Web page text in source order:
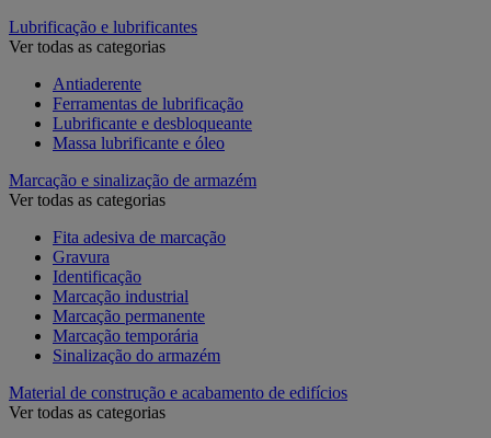
Lubrificação e lubrificantes
Ver todas as categorias
Antiaderente
Ferramentas de lubrificação
Lubrificante e desbloqueante
Massa lubrificante e óleo
Marcação e sinalização de armazém
Ver todas as categorias
Fita adesiva de marcação
Gravura
Identificação
Marcação industrial
Marcação permanente
Marcação temporária
Sinalização do armazém
Material de construção e acabamento de edifícios
Ver todas as categorias